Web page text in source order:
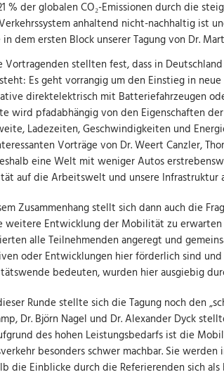
% der globalen CO₂-Emissionen durch die
anhaltend nicht-nachhaltig ist
dem ersten Block unserer Tagung von Dr.
Vortragenden stellten fest, dass in
Es geht vorrangig um den Einstieg in
direktelektrisch mit Batteriefahrzeugen
wird pfadabhängig von den Eigenschaften
Ladezeiten, Geschwindigkeiten und
Vorträge von Dr. Weert Canzler,
eine Welt mit weniger Autos
auf die Arbeitswelt und unsere Infrastruktur
Zusammenhang stellt sich dann auch die
weitere Entwicklung der Mobilität zu
alle Teilnehmenden angeregt und
oder Entwicklungen hier förderlich sind
bedeuten, wurden hier ausgiebig
Runde stellte sich die Tagung noch den
Dr. Björn Nagel und Dr. Alexander Dyck
des hohen Leistungsbedarfs ist die
besonders schwer machbar. Sie
die Einblicke durch die Referierenden sich als